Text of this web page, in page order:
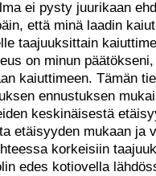
ei pysty juurikaan
että minä laadin
taajuuksittain
on minun
kaiuttimeen. Tämän
ennustuksen
keskinäisestä
etäisyyden mukaan ja
korkeisiin
edes kotiovella